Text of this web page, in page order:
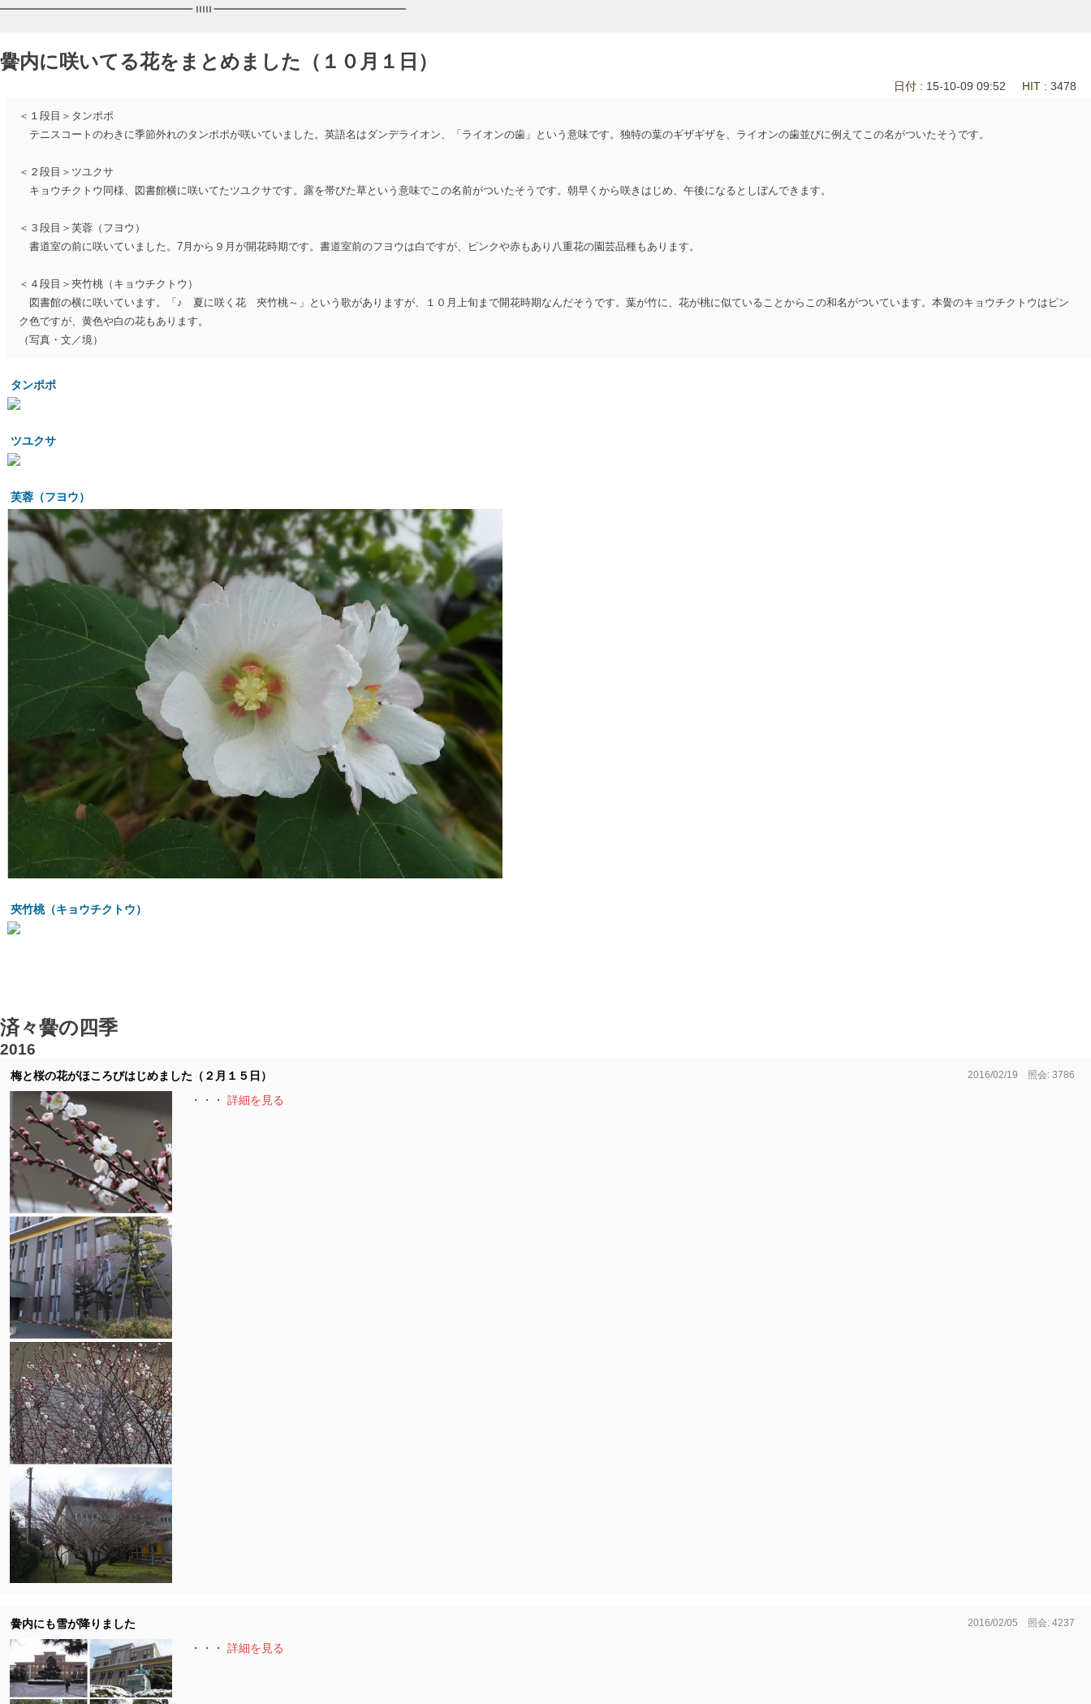
黌内に咲いてる花をまとめました（１０月１日）
日付 : 15-10-09 09:52 HIT : 3478
＜１段目＞タンポポ
テニスコートのわきに季節外れのタンポポが咲いていました。英語名はダンデライオン、「ライオンの歯」という意味です。独特の葉のギザギザを、ライオンの歯並びに例えてこの名がついたそうです。
＜２段目＞ツユクサ
キョウチクトウ同様、図書館横に咲いてたツユクサです。露を帯びた草という意味でこの名前がついたそうです。朝早くから咲きはじめ、午後になるとしぼんできます。
＜３段目＞芙蓉（フヨウ）
書道室の前に咲いていました。7月から９月が開花時期です。書道室前のフヨウは白ですが、ピンクや赤もあり八重花の園芸品種もあります。
＜４段目＞夾竹桃（キョウチクトウ）
図書館の横に咲いています。「♪ 夏に咲く花 夾竹桃～」という歌がありますが、１０月上旬まで開花時期なんだそうです。葉が竹に、花が桃に似ていることからこの和名がついています。本黌のキョウチクトウはピン
ク色ですが、黄色や白の花もあります。
（写真・文／境）
タンポポ
ツユクサ
芙蓉（フヨウ）
夾竹桃（キョウチクトウ）
済々黌の四季
2016
梅と桜の花がほころびはじめました（２月１５日） 2016/02/19 照会: 3786
・・・ 詳細を見る
黌内にも雪が降りました 2016/02/05 照会: 4237
・・・ 詳細を見る